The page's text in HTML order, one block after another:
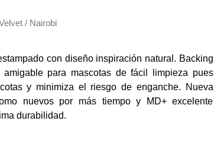
/ Nairobi
con diseño inspiración natural. Backing
amigable para mascotas de fácil limpieza pues
y minimiza el riesgo de enganche. Nueva
nuevos por más tiempo y MD+ excelente
durabilidad.